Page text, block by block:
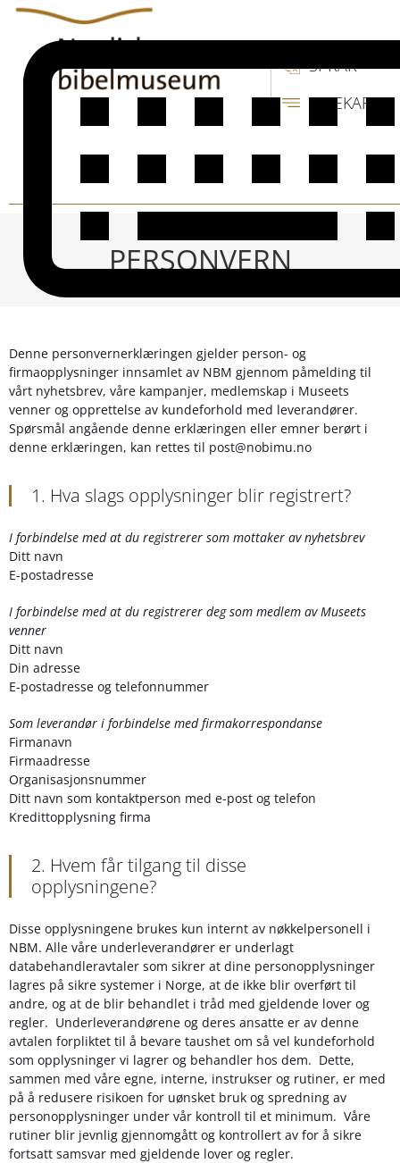
SPRÅK
SIDEKART
PERSONVERN
Denne personvernerklæringen gjelder person- og
firmaopplysninger innsamlet av NBM gjennom påmelding til
vårt nyhetsbrev, våre kampanjer, medlemskap i Museets
venner og opprettelse av kundeforhold med leverandører.
Spørsmål angående denne erklæringen eller emner berørt i
denne erklæringen, kan rettes til post@nobimu.no
1. Hva slags opplysninger blir registrert?
I forbindelse med at du registrerer som mottaker av nyhetsbrev
Ditt navn
E-postadresse
I forbindelse med at du registrerer deg som medlem av Museets
venner
Ditt navn
Din adresse
E-postadresse og telefonnummer
Som leverandør i forbindelse med firmakorrespondanse
Firmanavn
Firmaadresse
Organisasjonsnummer
Ditt navn som kontaktperson med e-post og telefon
Kredittopplysning firma
2. Hvem får tilgang til disse
opplysningene?
Disse opplysningene brukes kun internt av nøkkelpersonell i
NBM. Alle våre underleverandører er underlagt
databehandleravtaler som sikrer at dine personopplysninger
lagres på sikre systemer i Norge, at de ikke blir overført til
andre, og at de blir behandlet i tråd med gjeldende lover og
regler. Underleverandørene og deres ansatte er av denne
avtalen forpliktet til å bevare taushet om så vel kundeforhold
som opplysninger vi lagrer og behandler hos dem. Dette,
sammen med våre egne, interne, instrukser og rutiner, er med
på å redusere risikoen for uønsket bruk og spredning av
personopplysninger under vår kontroll til et minimum. Våre
rutiner blir jevnlig gjennomgått og kontrollert av for å sikre
fortsatt samsvar med gjeldende lover og regler.